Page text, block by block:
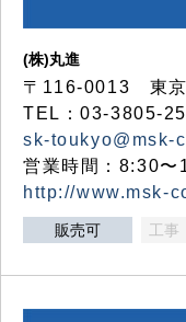
(株)丸進
〒116-0013 東京
TEL：03-3805-
sk-toukyo@msk-
営業時間：8:30〜
http://www.msk-
販売可 工事